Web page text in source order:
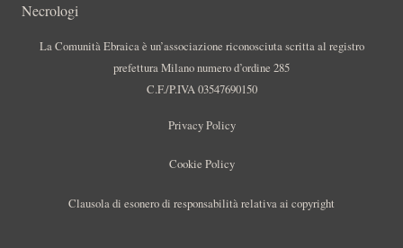
Necrologi
La Comunità Ebraica è un’associazione riconosciuta scritta al registro
prefettura Milano numero d’ordine 285
C.F./P.IVA 03547690150
Privacy Policy
Cookie Policy
Clausola di esonero di responsabilità relativa ai copyright